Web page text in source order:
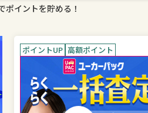
ポイントを貯める！
ポイントUP 高額ポイント